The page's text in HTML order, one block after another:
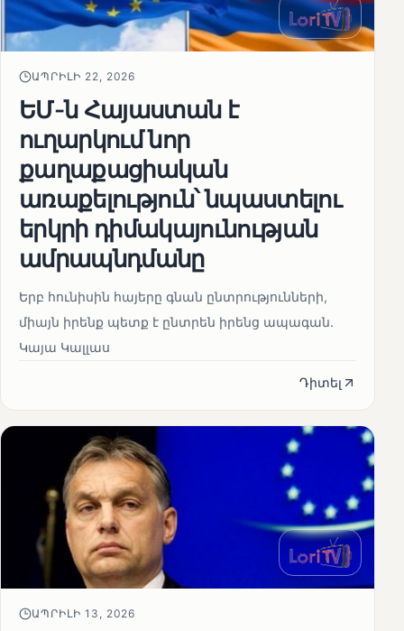
ԱՊՐԻԼԻ 22, 2026
ԵՄ-ն Հայաստան է
ուղարկում նոր
քաղաքացիական
առաքելություն՝ նպաստելու
երկրի դիմակայունության
ամրապնդմանը
Երբ հունիսին հայերը գնան ընտրությունների,
միայն իրենք պետք է ընտրեն իրենց ապագան.
Կայա Կալլաս
Դիտել
ԱՊՐԻԼԻ 13, 2026